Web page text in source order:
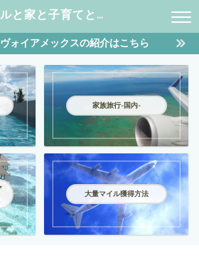
と家と子育てと…
ォイアメックスの紹介はこちら
家族旅行-国内-
大量マイル獲得方法